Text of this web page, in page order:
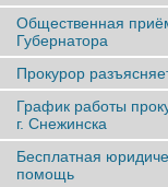
Общественная
Губернатора
Прокурор
График работы
г. Снежинска
Бесплатная
помощь